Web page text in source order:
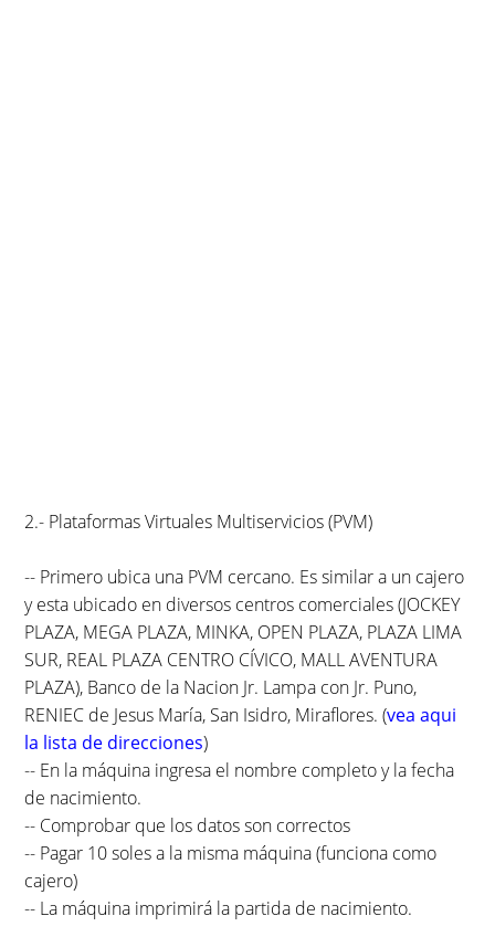
2.- Plataformas Virtuales Multiservicios (PVM)
-- Primero ubica una PVM cercano. Es similar a un cajero
y esta ubicado en diversos centros comerciales (JOCKEY
PLAZA, MEGA PLAZA, MINKA, OPEN PLAZA, PLAZA LIMA
SUR, REAL PLAZA CENTRO CÍVICO, MALL AVENTURA
PLAZA), Banco de la Nacion Jr. Lampa con Jr. Puno,
RENIEC de Jesus María, San Isidro, Miraflores. (vea aqui
la lista de direcciones)
-- En la máquina ingresa el nombre completo y la fecha
de nacimiento.
-- Comprobar que los datos son correctos
-- Pagar 10 soles a la misma máquina (funciona como
cajero)
-- La máquina imprimirá la partida de nacimiento.